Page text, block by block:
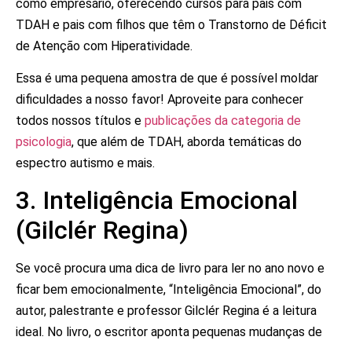
como empresário, oferecendo cursos para pais com
TDAH e pais com filhos que têm o Transtorno de Déficit
de Atenção com Hiperatividade.
Essa é uma pequena amostra de que é possível moldar
dificuldades a nosso favor! Aproveite para conhecer
todos nossos títulos e publicações da categoria de
psicologia, que além de TDAH, aborda temáticas do
espectro autismo e mais.
3. Inteligência Emocional
(Gilclér Regina)
Se você procura uma dica de livro para ler no ano novo e
ficar bem emocionalmente, “Inteligência Emocional”, do
autor, palestrante e professor Gilclér Regina é a leitura
ideal. No livro, o escritor aponta pequenas mudanças de